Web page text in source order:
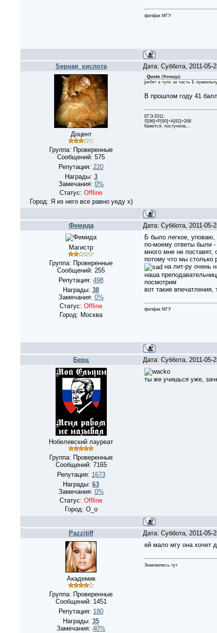
филфак МГУ
Sерная_кислота Дата: Суббота, 2011-
Доцент
Группа: Проверенные
Сообщений: 575
Репутация: 220
Награды: 3
Замечания: 0%
Статус: Offline
Город: Я из него все равно уеду х)
Quote (Фемида)
ребят а тупо за часть Б
В прошлом году 41
ЕГЭ-2011:
Л[96]+Р[90]+А[82]=268
Кажется, поступила...
Фемида Дата: Суббота, 2011-
Магистр
Группа: Проверенные
Сообщений: 255
Репутация: 498
Награды: 38
Замечания: 0%
Статус: Offline
Город: Москва
Б было легкое, уповаю,
по-моему ответы были
много мне не поставят,
потому что мы столько
на лит-ру очень
наша
посмотрим
вот такие
филфак МГУ
Берц Дата: Суббота, 2011-
Нобелевский лауреат
Группа: Проверенные
Сообщений: 7165
Репутация: 1673
Награды: 63
Замечания: 0%
Статус: Offline
Город: О_о
ты же учишься уже,
Pazzitiff Дата: Суббота, 2011-
Академик
Группа: Проверенные
Сообщений: 1451
Репутация: 180
Награды: 35
Замечания: 40%
ей мало мгу она хочет
Знакомлюсь тут